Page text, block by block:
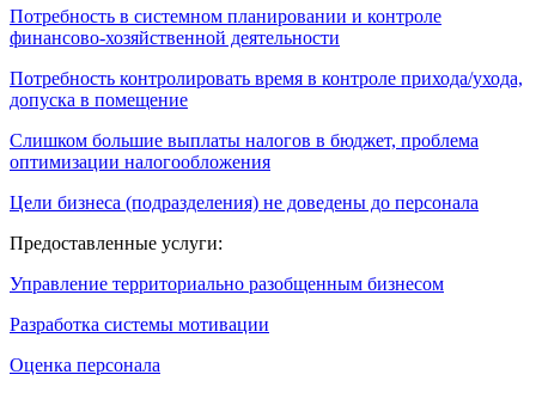
Потребность в системном планировании и контроле
финансово-хозяйственной деятельности
Потребность контролировать время в контроле прихода/ухода,
допуска в помещение
Слишком большие выплаты налогов в бюджет, проблема
оптимизации налогообложения
Цели бизнеса (подразделения) не доведены до персонала
Предоставленные услуги:
Управление территориально разобщенным бизнесом
Разработка системы мотивации
Оценка персонала